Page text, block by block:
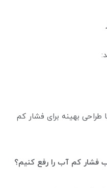
طراحی بهینه برای فشار کم
فشار کم آب را رفع کنیم؟